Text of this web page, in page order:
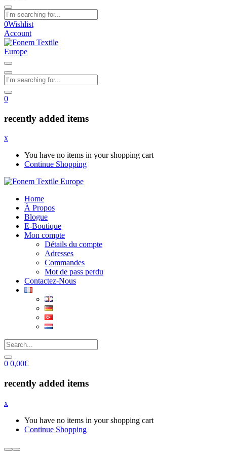
0Wishlist
Account
0
recently added items
x
You have no items in your shopping cart
Continue Shopping
Home
À Propos
Blogue
E-Boutique
Mon compte
Détails du compte
Adresses
Commandes
Mot de pass perdu
Contactez-Nous
0 0,00€
recently added items
x
You have no items in your shopping cart
Continue Shopping